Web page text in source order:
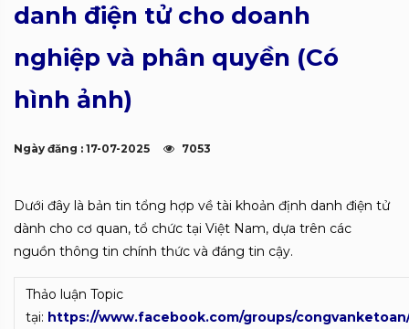
danh điện tử cho doanh
nghiệp và phân quyền (Có
hình ảnh)
Ngày đăng : 17-07-2025 7053
Dưới đây là bản tin tổng hợp về tài khoản định danh điện tử
dành cho cơ quan, tổ chức tại Việt Nam, dựa trên các
nguồn thông tin chính thức và đáng tin cậy.
Thảo luận Topic
tại: https://www.facebook.com/groups/